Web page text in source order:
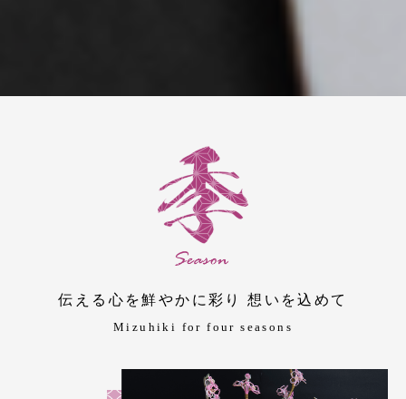
伝える心を鮮やかに彩り 想いを込めて
Mizuhiki for four seasons